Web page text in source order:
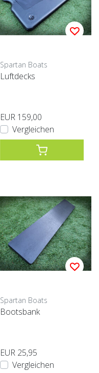
Spartan Boats
Luftdecks
EUR 159,00
Vergleichen
Spartan Boats
Bootsbank
EUR 25,95
Vergleichen